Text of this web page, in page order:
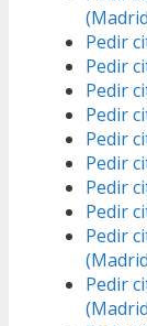
Pedir
Pedir
Pedir
Pedir
Pedir
Pedir
Pedir
Pedir
Pedir
Pedir